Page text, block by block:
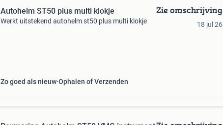
Autohelm ST50 plus multi klokje
Werkt uitstekend autohelm st50 plus multi klokje
Zo goed als nieuw Ophalen of Verzenden
Zie omschrijving
18 jul 26